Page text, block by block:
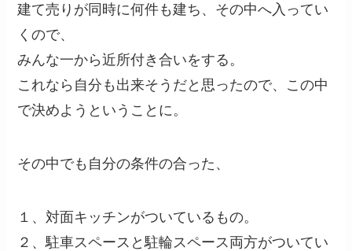
建て売りが同時に何件も建ち、その中へ入ってい
くので、
みんな一から近所付き合いをする。
これなら自分も出来そうだと思ったので、この中
で決めようということに。
その中でも自分の条件の合った、
１、対面キッチンがついているもの。
２、駐車スペースと駐輪スペース両方がついてい